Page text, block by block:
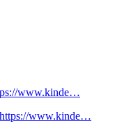
www.kinde…
www.kinde…